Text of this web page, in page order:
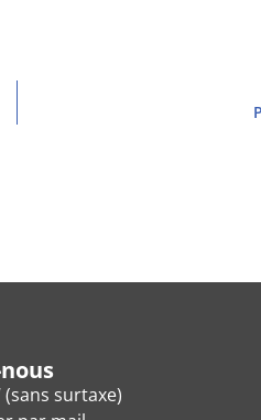
(sans surtaxe)